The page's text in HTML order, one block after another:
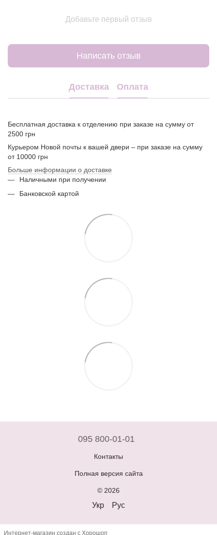
Добавьте первый отзыв
Написать отзыв
Доставка Оплата
Бесплатная доставка к отделению при заказе на сумму от
2500 грн
Курьером Новой почты к вашей двери – при заказе на сумму
от 10000 грн
Больше информации о доставке
Наличными при получении
Банковской картой
095 800-01-01
Контакты
Полная версия сайта
© 2026
Укр Рус
Интернет-магазин создан с Хорошоп